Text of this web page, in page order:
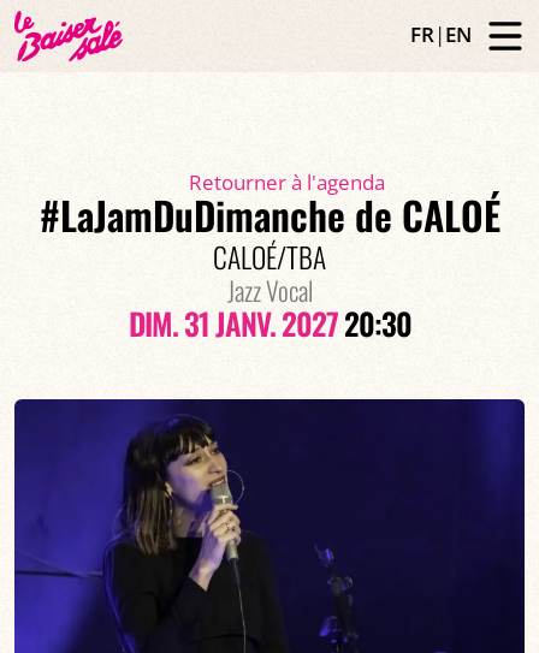
FR|EN
Retourner à l'agenda
#LaJamDuDimanche de CALOÉ
CALOÉ/TBA
Jazz Vocal
DIM. 31 JANV. 202720:30